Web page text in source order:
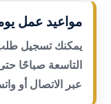
مواعيد عمل
يمكنك تسجيل طلب
التاسعة صباحًا
عبر الاتصال أو